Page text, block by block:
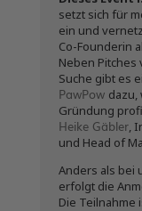
setzt sich für
ein und
Co-Founderin
Neben
Suche gibt es
PawPow dazu,
Gründung
Heike Gäbler,
und Head of
Anders als bei
erfolgt die
Die Teilnahme